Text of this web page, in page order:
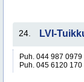
24. LVI-
Puh. 044 987 0979
Puh. 045 6120 170